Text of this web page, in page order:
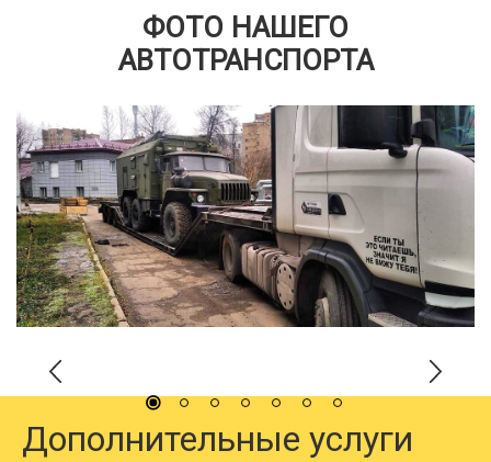
ФОТО НАШЕГО
АВТОТРАНСПОРТА
Дополнительные услуги